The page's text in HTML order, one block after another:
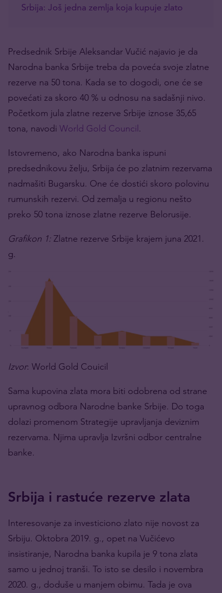
Srbija: Još jedna zemlja koja kupuje zlato
Predsednik Srbije Aleksandar Vučić najavio je da
Narodna banka Srbije treba da poveća svoje zlatne
rezerve na 50 tona. Kada se to dogodi, one će se
povećati za skoro 40 % u odnosu na sadašnji nivo.
Početkom jula zlatne rezerve Srbije iznose 35,65
tona, navodi World Gold Council.
Istovremeno, ako Narodna banka ispuni
predsednikovu želju, Srbija će po zlatnim rezervama
nadmašiti Bugarsku. One će dostići skoro polovinu
rumunskih rezervi. Od zemalja u regionu nešto
preko 50 tona iznose zlatne rezerve Belorusije.
Grafikon 1: Zlatne rezerve Srbije krajem juna 2021.
g.
Izvor: World Gold Couicil
Sama kupovina zlata mora biti odobrena od strane
upravnog odbora Narodne banke Srbije. Do toga
dolazi promenom Strategije upravljanja deviznim
rezervama. Njima upravlja Izvršni odbor centralne
banke.
Srbija i rastuće rezerve zlata
Interesovanje za investiciono zlato nije novost za
Srbiju. Oktobra 2019. g., opet na Vučićevo
insistiranje, Narodna banka kupila je 9 tona zlata
samo u jednoj tranši. To isto se desilo i novembra
2020. g., doduše u manjem obimu. Tada je ova